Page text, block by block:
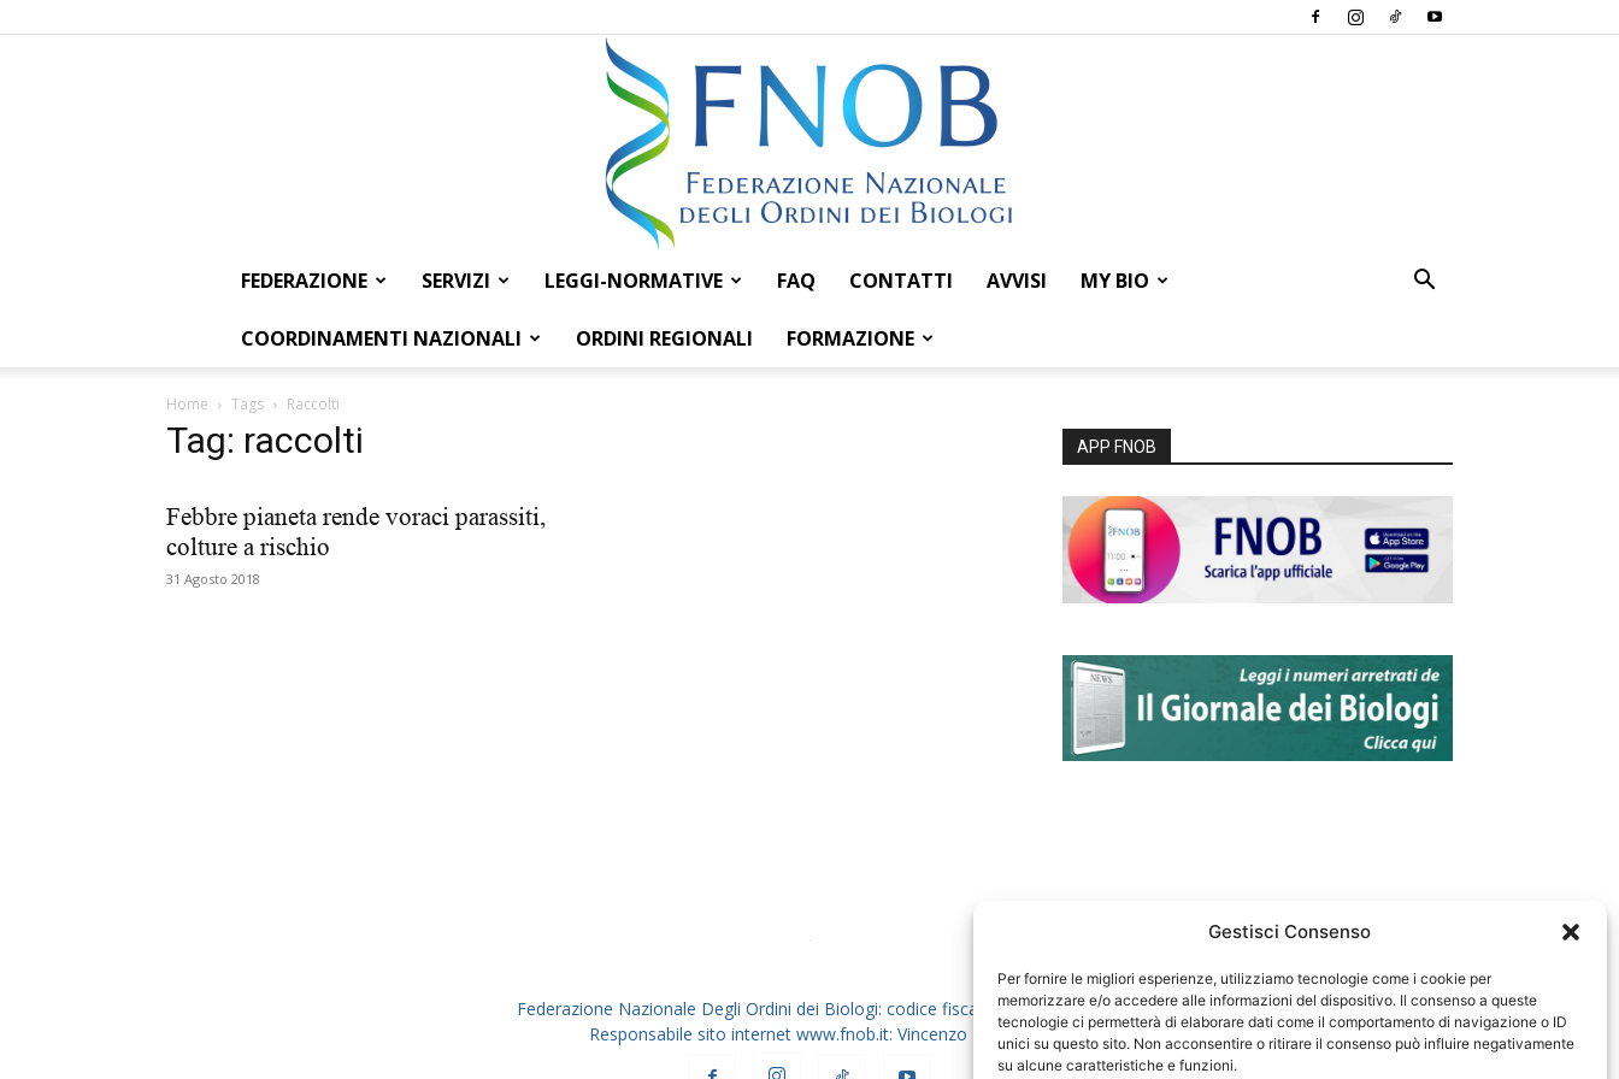
Gestisci Consenso
Per fornire le migliori esperienze, utilizziamo tecnologie come i cookie per
memorizzare e/o accedere alle informazioni del dispositivo. Il consenso a queste
tecnologie ci permetterà di elaborare dati come il comportamento di navigazione o ID
unici su questo sito. Non acconsentire o ritirare il consenso può influire negativamente
su alcune caratteristiche e funzioni.
Federazione
FEDERAZIONE SERVIZI LEGGI-NORMATIVE FAQ CONTATTI AVVISI MY BIO
COORDINAMENTI NAZIONALI ORDINI REGIONALI FORMAZIONE
Home Tags Raccolti
Tag: raccolti
Febbre pianeta rende voraci parassiti,
colture a rischio
31 Agosto 2018
APP FNOB
Federazione Nazionale Degli Ordini dei Biologi: codice fiscale 80069130583
Responsabile sito internet www.fnob.it: Vincenzo D'Anna